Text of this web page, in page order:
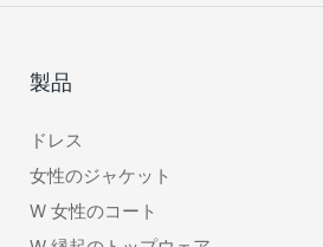
製品
ドレス
女性のジャケット
W 女性のコート